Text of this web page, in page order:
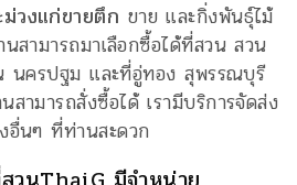
วงแก่ขายตึก ขาย และกิ่งพันธุ์ไม้
สามารถมาเลือกซื้อได้ที่สวน สวน
นครปฐม และที่อู่ทอง สุพรรณบุรี
ามารถสั่งซื้อได้ เรามีบริการจัดส่ง
อื่นๆ ที่ท่านสะดวก